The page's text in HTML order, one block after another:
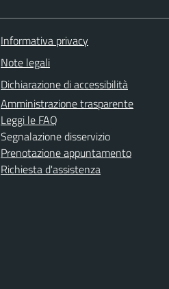
Informativa privacy
Note legali
Dichiarazione di accessibilità
Amministrazione trasparente
Leggi le FAQ
Segnalazione disservizio
Prenotazione appuntamento
Richiesta d'assistenza